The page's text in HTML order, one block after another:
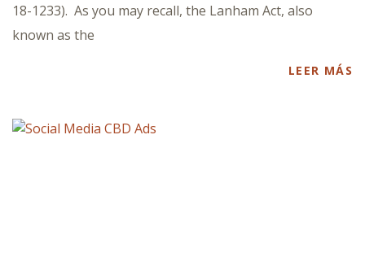
18-1233). As you may recall, the Lanham Act, also
known as the
LEER MÁS